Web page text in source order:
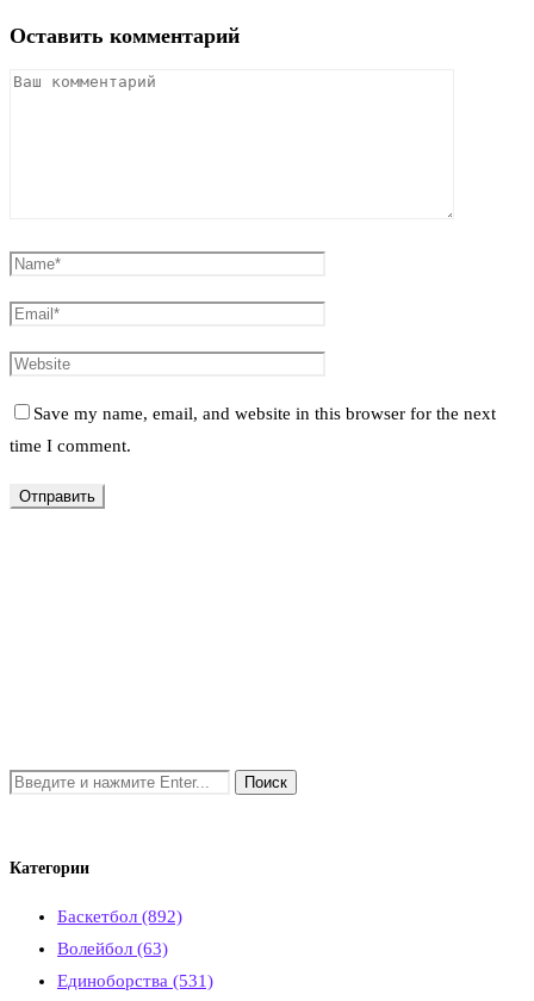
Оставить комментарий
Save my name, email, and website in this browser for the next
time I comment.
Категории
Баскетбол (892)
Волейбол (63)
Единоборства (531)